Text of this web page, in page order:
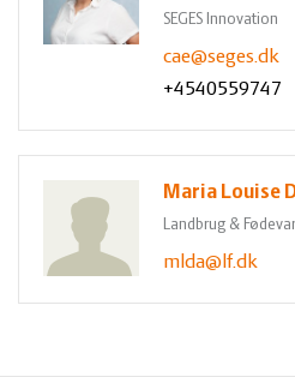
SEGES Innovation
cae@seges.dk
+4540559747
Maria Louise
Landbrug &
mlda@lf.dk